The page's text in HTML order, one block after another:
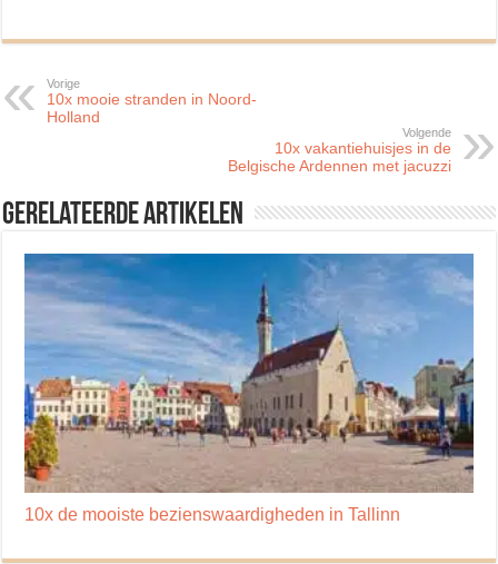
Vorige
10x mooie stranden in Noord-
Holland
Volgende
10x vakantiehuisjes in de
Belgische Ardennen met jacuzzi
Gerelateerde artikelen
10x de mooiste bezienswaardigheden in Tallinn